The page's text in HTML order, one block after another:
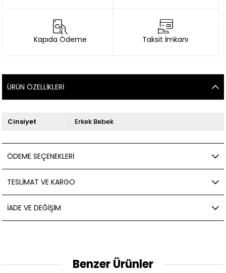
Kapıda Ödeme Taksit İmkanı
ÜRÜN ÖZELLIKLERI
Cinsiyet Erkek Bebek
ÖDEME SEÇENEKLERI
TESLIMAT VE KARGO
İADE VE DEĞIŞIM
Benzer Ürünler